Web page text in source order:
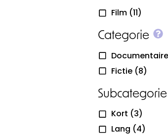
Film (11)
Categorie
Documentaire
Fictie (8)
Subcategorie
Kort (3)
Lang (4)